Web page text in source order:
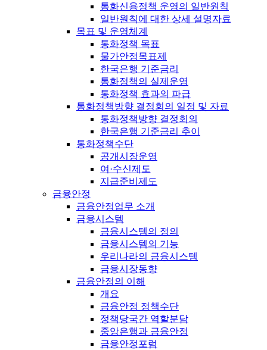
통화신용정책 운영의 일반원칙
일반원칙에 대한 상세 설명자료
목표 및 운영체계
통화정책 목표
물가안정목표제
한국은행 기준금리
통화정책의 실제운영
통화정책 효과의 파급
통화정책방향 결정회의 일정 및 자료
통화정책방향 결정회의
한국은행 기준금리 추이
통화정책수단
공개시장운영
여·수신제도
지급준비제도
금융안정
금융안정업무 소개
금융시스템
금융시스템의 정의
금융시스템의 기능
우리나라의 금융시스템
금융시장동향
금융안정의 이해
개요
금융안정 정책수단
정책당국간 역할분담
중앙은행과 금융안정
금융안정포럼